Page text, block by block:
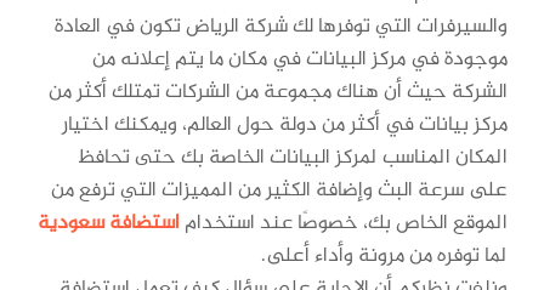
والسيرفرات التي توفرها لك شركة الرياض تكون في العادة
موجودة في مركز البيانات في مكان ما يتم إعلانه من
الشركة حيث أن هناك مجموعة من الشركات تمتلك أكثر من
مركز بيانات في أكثر من دولة حول العالم، ويمكنك اختيار
المكان المناسب لمركز البيانات الخاصة بك حتى تحافظ
على سرعة البث وإضافة الكثير من المميزات التي ترفع من
الموقع الخاص بك، خصوصًا عند استخدام استضافة سعودية
لما توفره من مرونة وأداء أعلى.